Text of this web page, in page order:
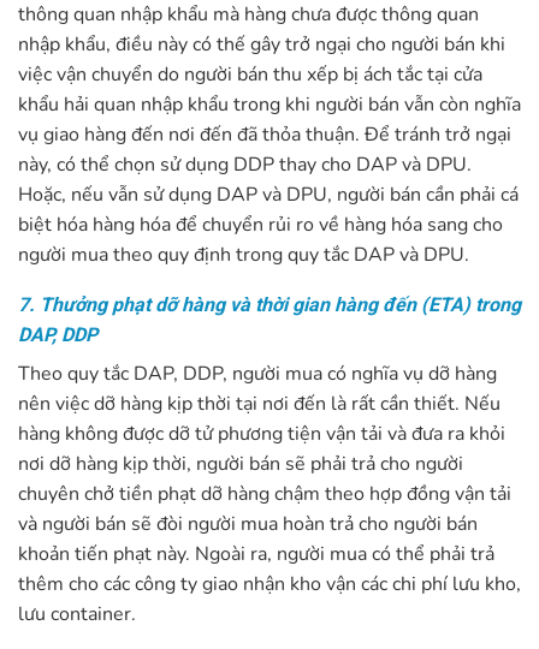
thông quan nhập khẩu mà hàng chưa được thông quan
nhập khẩu, điều này có thế gây trở ngại cho người bán khi
việc vận chuyển do người bán thu xếp bị ách tắc tại cửa
khẩu hải quan nhập khẩu trong khi người bán vẫn còn nghĩa
vụ giao hàng đến nơi đến đã thỏa thuận. Để tránh trở ngại
này, có thể chọn sử dụng DDP thay cho DAP và DPU.
Hoặc, nếu vẫn sử dụng DAP và DPU, người bán cần phải cá
biệt hóa hàng hóa để chuyển rủi ro về hàng hóa sang cho
người mua theo quy định trong quy tắc DAP và DPU.
7. Thưởng phạt dỡ hàng và thời gian hàng đến (ETA) trong
DAP, DDP
Theo quy tắc DAP, DDP, người mua có nghĩa vụ dỡ hàng
nên việc dỡ hàng kịp thời tại nơi đến là rất cần thiết. Nếu
hàng không được dỡ tử phương tiện vận tải và đưa ra khỏi
nơi dỡ hàng kịp thời, người bán sẽ phải trả cho người
chuyên chở tiền phạt dỡ hàng chậm theo hợp đồng vận tải
và người bán sẽ đòi người mua hoàn trả cho người bán
khoản tiến phạt này. Ngoài ra, người mua có thể phải trả
thêm cho các công ty giao nhận kho vận các chi phí lưu kho,
lưu container.